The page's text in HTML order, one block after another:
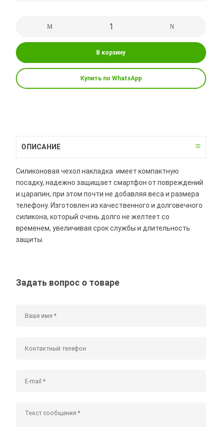
В корзину
Купить по WhatsApp
ОПИСАНИЕ
Силиконовая чехол накладка имеет компактную
посадку, надежно защищает смартфон от повреждений
и царапин, при этом почти не добавляя веса и размера
телефону. Изготовлен из качественного и долговечного
силикона, который очень долго не желтеет со
временем, увеличивая срок службы и длительность
защиты.
Задать вопрос о товаре